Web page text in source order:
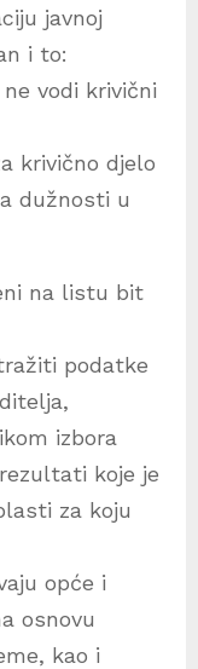
javnoj
i to:
vodi krivični
krivično djelo
dužnosti u
na listu bit
podatke
izbora
koje je
za koju
opće i
osnovu
kao i